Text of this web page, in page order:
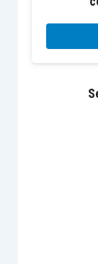
una dieta
privo di
bisogno e
tagliare in
alimentare